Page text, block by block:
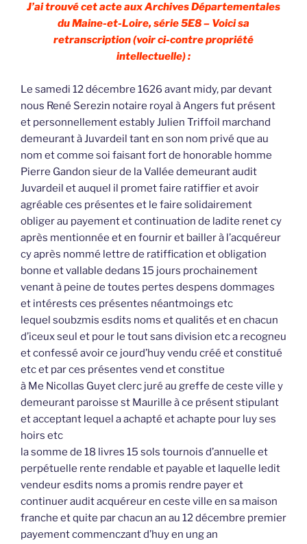
J’ai trouvé cet acte aux Archives Départementales
du Maine-et-Loire, série 5E8 – Voici sa
retranscription (voir ci-contre propriété
intellectuelle) :
Le samedi 12 décembre 1626 avant midy, par devant
nous René Serezin notaire royal à Angers fut présent
et personnellement estably Julien Triffoil marchand
demeurant à Juvardeil tant en son nom privé que au
nom et comme soi faisant fort de honorable homme
Pierre Gandon sieur de la Vallée demeurant audit
Juvardeil et auquel il promet faire ratiffier et avoir
agréable ces présentes et le faire solidairement
obliger au payement et continuation de ladite renet cy
après mentionnée et en fournir et bailler à l’acquéreur
cy après nommé lettre de ratiffication et obligation
bonne et vallable dedans 15 jours prochainement
venant à peine de toutes pertes despens dommages
et intérests ces présentes néantmoings etc
lequel soubzmis esdits noms et qualités et en chacun
d’iceux seul et pour le tout sans division etc a recogneu
et confessé avoir ce jourd’huy vendu créé et constitué
etc et par ces présentes vend et constitue
à Me Nicollas Guyet clerc juré au greffe de ceste ville y
demeurant paroisse st Maurille à ce présent stipulant
et acceptant lequel a achapté et achapte pour luy ses
hoirs etc
la somme de 18 livres 15 sols tournois d’annuelle et
perpétuelle rente rendable et payable et laquelle ledit
vendeur esdits noms a promis rendre payer et
continuer audit acquéreur en ceste ville en sa maison
franche et quite par chacun an au 12 décembre premier
payement commenczant d’huy en ung an